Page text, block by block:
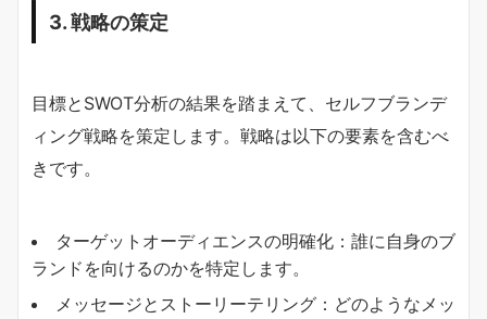
3. 戦略の策定
目標とSWOT分析の結果を踏まえて、セルフブランデ
ィング戦略を策定します。戦略は以下の要素を含むべ
きです。
ターゲットオーディエンスの明確化：誰に自身のブ
ランドを向けるのかを特定します。
メッセージとストーリーテリング：どのようなメッ